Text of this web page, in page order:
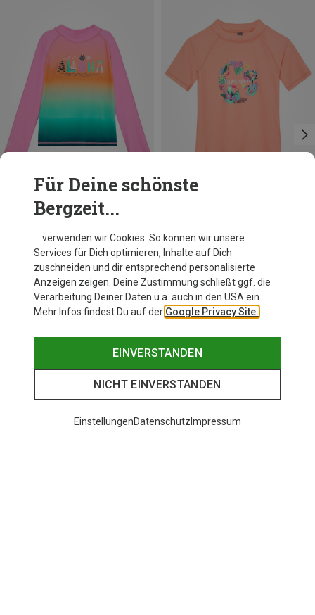
Color Kids
Kinder Chest Print UV Shirt
104 116
134
Color Kids
Kinder Print UV Shirt
26,00 €
Für Deine schönste
Bergzeit...
… verwenden wir Cookies. So können wir unsere
Services für Dich optimieren, Inhalte auf Dich
zuschneiden und dir entsprechend personalisierte
Anzeigen zeigen. Deine Zustimmung schließt ggf. die
Verarbeitung Deiner Daten u.a. auch in den USA ein.
Mehr Infos findest Du auf der Google Privacy Site.
EINVERSTANDEN
NICHT EINVERSTANDEN
EinstellungenDatenschutz Impressum